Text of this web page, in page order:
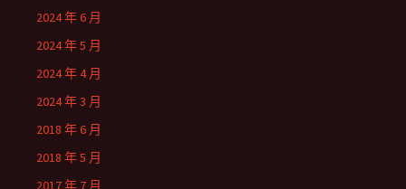
2024 年 6 月
2024 年 5 月
2024 年 4 月
2024 年 3 月
2018 年 6 月
2018 年 5 月
2017 年 7 月